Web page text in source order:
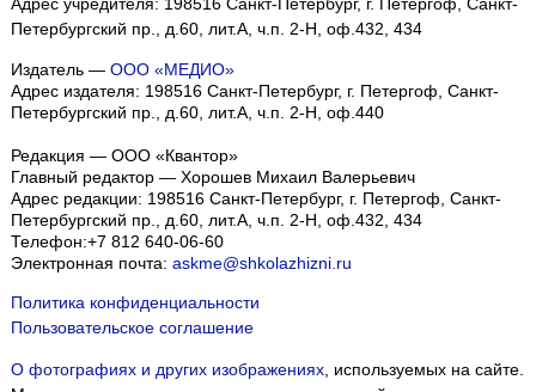
Петербургский пр., д.60, лит.А, ч.п. 2-Н, оф.432, 434
Издатель — ООО «МЕДИО»
Адрес издателя: 198516 Санкт-Петербург, г. Петергоф, Санкт-
Петербургский пр., д.60, лит.А, ч.п. 2-Н, оф.440
Редакция — ООО «Квантор»
Главный редактор — Хорошев Михаил Валерьевич
Адрес редакции: 198516 Санкт-Петербург, г. Петергоф Санкт-
Петербургский пр., д.60, лит.А, ч.п. 2-Н, оф.432, 434
Телефон:+7 812 640-06-60
Электронная почта: askme@shkolazhizni.ru
Политика конфиденциальности
Пользовательское соглашение
О фотографиях и других изображениях, используемых на сайте.